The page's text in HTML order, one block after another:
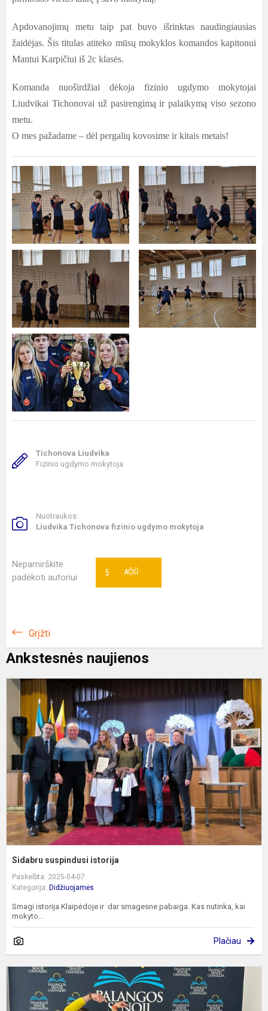
Apdovanojimų metu taip pat buvo išrinktas naudingiausias
žaidėjas. Šis titulas atiteko mūsų mokyklos komandos kapitonui
Mantui Karpičiui iš 2c klasės.
Komanda nuoširdžiai dėkoja fizinio ugdymo mokytojai
Liudvikai Tichonovai už pasirengimą ir palaikymą viso sezono
metu.
O mes pažadame – dėl pergalių kovosime ir kitais metais!
Tichonova Liudvika
Fizinio ugdymo mokytoja
Nuotraukos:
Liudvika Tichonova fizinio ugdymo mokytoja
Nepamirškite
padėkoti autoriui
AČIŪ
5
Grįžti
Ankstesnės naujienos
Sidabru suspindusi istorija
Paskelbta: 2025-04-07
Kategorija: Didžiuojamės
Smagi istorija Klaipėdoje ir dar smagesne pabaiga. Kas nutinka, kai
mokyto...
Plačiau